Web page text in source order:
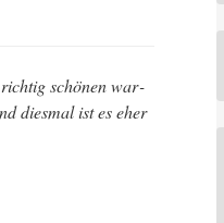
rich­tig schö­nen war­
dies­mal ist es eher